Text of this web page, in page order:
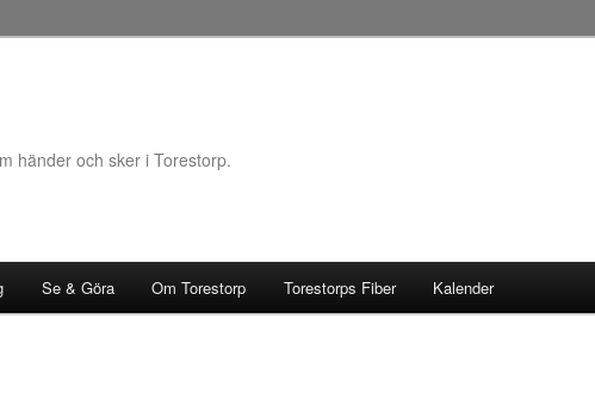
händer och sker i Torestorp.
Se & Göra Om Torestorp Torestorps Fiber Kalender